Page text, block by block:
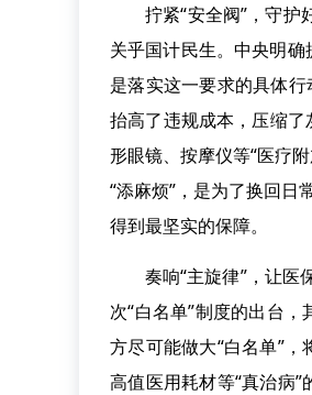
拧紧“安全阀”，守护
关乎国计民生。中央明确
是落实这一要求的具体
抬高了违规成本，压缩
形眼镜、按摩仪等“医疗
“添麻烦”，是为了换回日
得到最坚实的保障。
奏响“主旋律”，让医
次“白名单”制度的出台
方尽可能做大“白名单”
高值医用耗材等“真治病